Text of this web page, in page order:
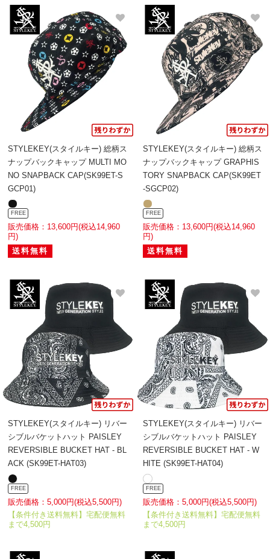
STYLEKEY(スタイルキー) 総柄ス
ナップバックキャップ MULTI MO
NO SNAPBACK CAP(SK99ET-S
GCP01)
FREE
販売価格：13,600円(税込14,960
円)
送料無料
STYLEKEY(スタイルキー) 総柄ス
ナップバックキャップ GRAPHIS
TORY SNAPBACK CAP(SK99ET
-SGCP02)
FREE
販売価格：13,600円(税込14,960
円)
送料無料
STYLEKEY(スタイルキー) リバー
シブルバケットハット PAISLEY
REVERSIBLE BUCKET HAT - BL
ACK (SK99ET-HAT03)
FREE
販売価格：5,000円(税込5,500円)
【条件付き送料無料】宅配便無料
まで4,500円
STYLEKEY(スタイルキー) リバー
シブルバケットハット PAISLEY
REVERSIBLE BUCKET HAT - W
HITE (SK99ET-HAT04)
FREE
販売価格：5,000円(税込5,500円)
【条件付き送料無料】宅配便無料
まで4,500円